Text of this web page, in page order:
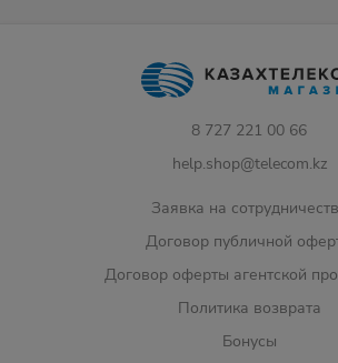
8 727 221 00 66
help.shop@telecom.kz
Заявка на
Договор публичной
Договор оферты агентской
Политика возврата
Бонусы